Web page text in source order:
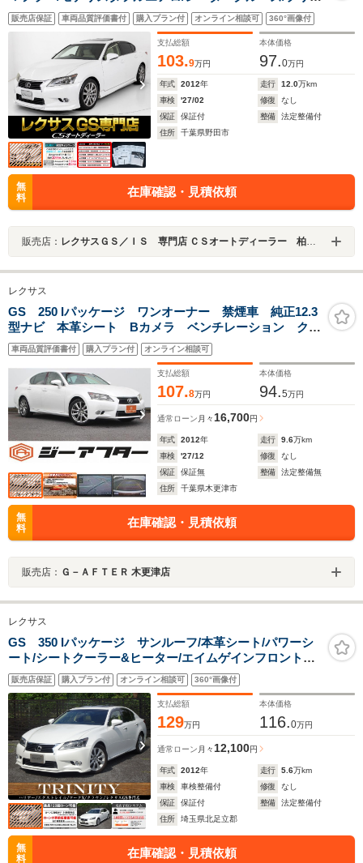
ラッシュ/クリアランスソナー/純正18インチAW/HUD/踏
み間違い防止/電動シート/冷暖房シート/3眼LEDヘッドラ
販売店保証 車両品質評価書付 購入プラン付 オンライン相談可 360°画像付
支払総額
103.9万円
本体価格
97.0万円
年式 2012年 走行 12.0万km
車検
'27/02 修復
なし
保証
保証付 整備
法定整備付
住所
千葉県野田市
無
料
在庫確認・見積依頼
販売店： レクサスＧＳ／ＩＳ 専門店 ＣＳオートディーラー 柏インター店 中古車専門店
レクサス
GS 250 Iパッケージ ワンオーナー 禁煙車 純正12.3
型ナビ 本革シート Bカメラ ベンチレーション クル
コン ETC クリアランスソナー 電動格納式ミラー
純正18インチアルミホイール
車両品質評価書付 購入プラン付 オンライン相談可
支払総額
107.8万円
本体価格
94.5万円
通常ローン 月々 16,700円
年式 2012年 走行 9.6万km
車検
'27/12 修復
なし
保証
保証無 整備
法定整備無
住所
千葉県木更津市
無
料
在庫確認・見積依頼
販売店： Ｇ－ＡＦＴＥＲ 木更津店
レクサス
GS 350 Iパッケージ サンルーフ/本革シート/パワーシ
ート/シートクーラー&ヒーター/エイムゲインフロントス
ポイラー/クルーズコントロール/ビルトインETC/純正ナビ
TV&バックカメラ/Bluetoothオーディオ
販売店保証 購入プラン付 オンライン相談可 360°画像付
支払総額
129万円
本体価格
116.0万円
通常ローン 月々 12,100円
年式 2012年 走行 5.6万km
車検
車検整備付 修復
なし
保証
保証付 整備
法定整備付
住所
埼玉県北足立郡
無
料
在庫確認・見積依頼